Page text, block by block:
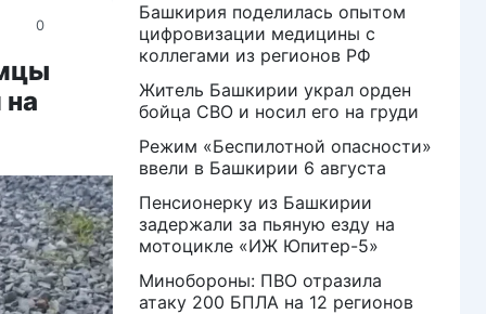
0
Башкирия поделилась опытом
цифровизации медицины с
коллегами из регионов РФ
Житель Башкирии украл орден
бойца СВО и носил его на груди
Режим «Беспилотной опасности»
ввели в Башкирии 6 августа
Пенсионерку из Башкирии
задержали за пьяную езду на
мотоцикле «ИЖ Юпитер-5»
Минобороны: ПВО отразила
атаку 200 БПЛА на 12 регионов